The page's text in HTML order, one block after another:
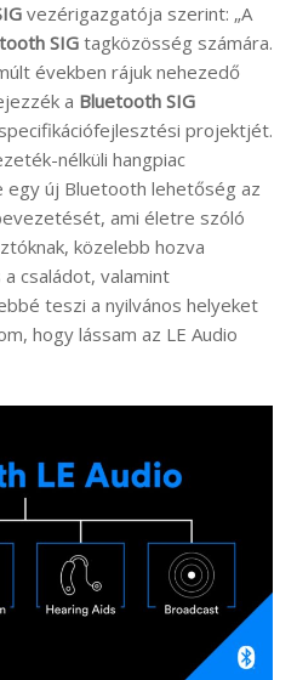
vezérigazgatója szerint: „A
SIG tagközösség számára.
években rájuk nehezedő
a Bluetooth SIG
projektjét.
nélküli hangpiac
új Bluetooth lehetőség az
ami életre szóló
közelebb hozva
családot, valamint
teszi a nyilvános helyeket
hogy lássam az LE Audio